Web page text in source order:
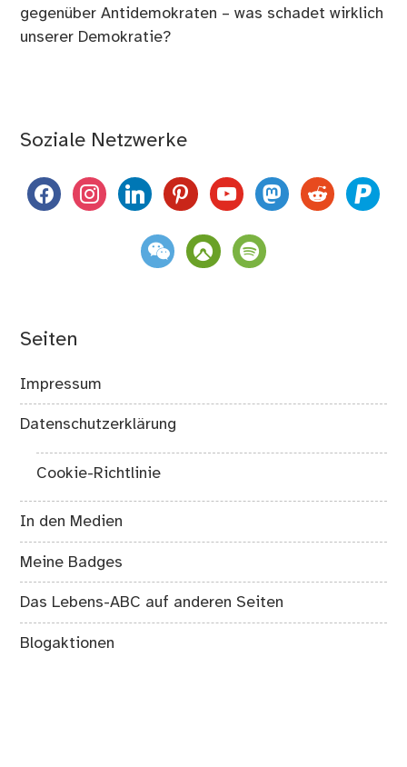
gegenüber Antidemokraten – was schadet wirklich
unserer Demokratie?
Soziale Netzwerke
facebookinstagramlinkedinpinterestyoutubemastodon
reddit paypal
weixin komootspotify
Seiten
Impressum
Datenschutzerklärung
Cookie-Richtlinie
In den Medien
Meine Badges
Das Lebens-ABC auf anderen Seiten
Blogaktionen